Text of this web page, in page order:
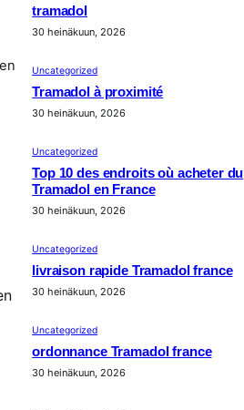
tramadol
30 heinäkuun, 2026
Uncategorized
Tramadol à proximité
30 heinäkuun, 2026
Uncategorized
Top 10 des endroits où acheter du
Tramadol en France
30 heinäkuun, 2026
Uncategorized
livraison rapide Tramadol france
30 heinäkuun, 2026
Uncategorized
ordonnance Tramadol france
30 heinäkuun, 2026